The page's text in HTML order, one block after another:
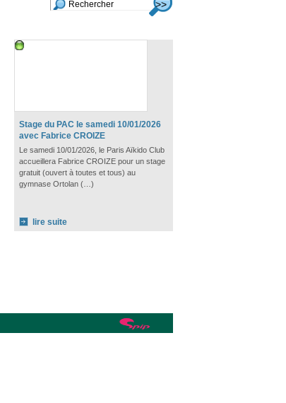
Stage du PAC le samedi 10/01/2026
avec Fabrice CROIZE
Le samedi 10/01/2026, le Paris Aïkido Club
accueillera Fabrice CROIZE pour un stage
gratuit (ouvert à toutes et tous) au
gymnase Ortolan (…)
lire suite